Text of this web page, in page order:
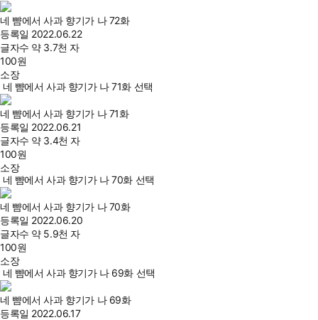
네 뺨에서 사과 향기가 나 72화
등록일 2022.06.22
글자수 약 3.7천 자
100원
소장
네 뺨에서 사과 향기가 나 71화 선택
네 뺨에서 사과 향기가 나 71화
등록일 2022.06.21
글자수 약 3.4천 자
100원
소장
네 뺨에서 사과 향기가 나 70화 선택
네 뺨에서 사과 향기가 나 70화
등록일 2022.06.20
글자수 약 5.9천 자
100원
소장
네 뺨에서 사과 향기가 나 69화 선택
네 뺨에서 사과 향기가 나 69화
등록일 2022.06.17